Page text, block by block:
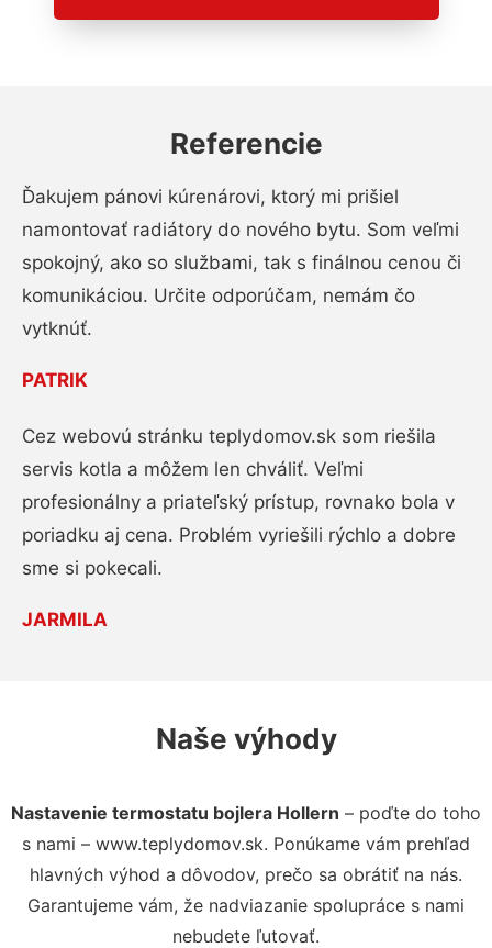
Referencie
Ďakujem pánovi kúrenárovi, ktorý mi prišiel
namontovať radiátory do nového bytu. Som veľmi
spokojný, ako so službami, tak s finálnou cenou či
komunikáciou. Určite odporúčam, nemám čo
vytknúť.
PATRIK
Cez webovú stránku teplydomov.sk som riešila
servis kotla a môžem len chváliť. Veľmi
profesionálny a priateľský prístup, rovnako bola v
poriadku aj cena. Problém vyriešili rýchlo a dobre
sme si pokecali.
JARMILA
Naše výhody
Nastavenie termostatu bojlera Hollern – poďte do toho
s nami – www.teplydomov.sk. Ponúkame vám prehľad
hlavných výhod a dôvodov, prečo sa obrátiť na nás.
Garantujeme vám, že nadviazanie spolupráce s nami
nebudete ľutovať.